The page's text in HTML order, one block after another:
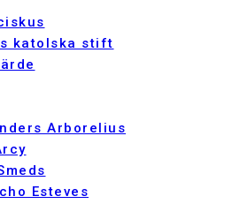
katolska stift
Arborelius
Esteves